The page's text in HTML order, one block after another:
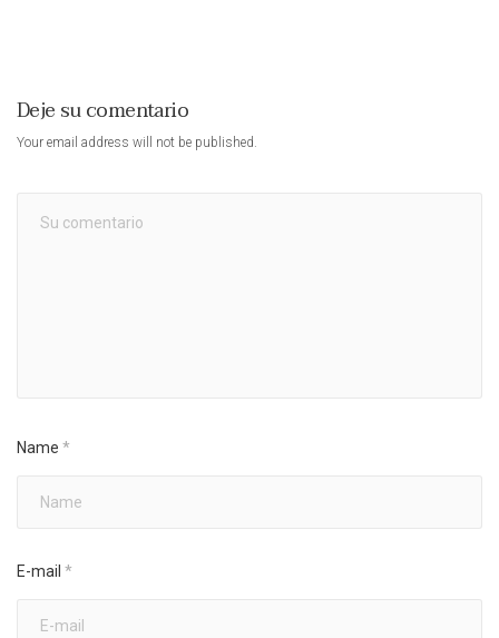
Deje su comentario
Your email address will not be published.
Name *
E-mail *